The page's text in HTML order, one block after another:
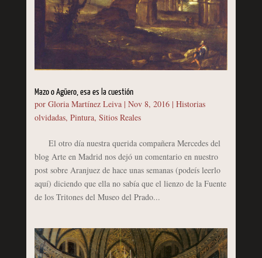
Mazo o Agüero, esa es la cuestión
por Gloria Martínez Leiva| Nov 8, 2016| Historias
olvidadas, Pintura, Sitios Reales
El otro día nuestra querida compañera Mercedes del
blog Arte en Madrid nos dejó un comentario en nuestro
post sobre Aranjuez de hace unas semanas (podeís leerlo
aquí) diciendo que ella no sabía que el lienzo de la Fuente
de los Tritones del Museo del Prado...